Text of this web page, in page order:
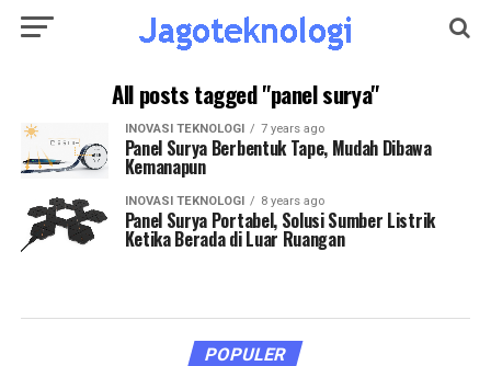
All posts tagged "panel surya"
INOVASI TEKNOLOGI 7 years ago
Panel Surya Berbentuk Tape, Mudah Dibawa
Kemanapun
INOVASI TEKNOLOGI 8 years ago
Panel Surya Portabel, Solusi Sumber Listrik
Ketika Berada di Luar Ruangan
POPULER